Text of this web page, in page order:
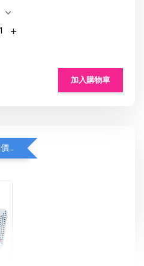
+
加入購物車
任選一副眼鏡，以90元優惠價加購【眼鏡袋】